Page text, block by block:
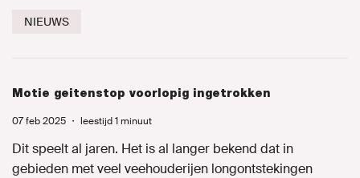
NIEUWS
Motie geitenstop voorlopig ingetrokken
07 feb 2025 ・ leestijd 1 minuut
Dit speelt al jaren. Het is al langer bekend dat in
gebieden met veel veehouderijen longontstekingen